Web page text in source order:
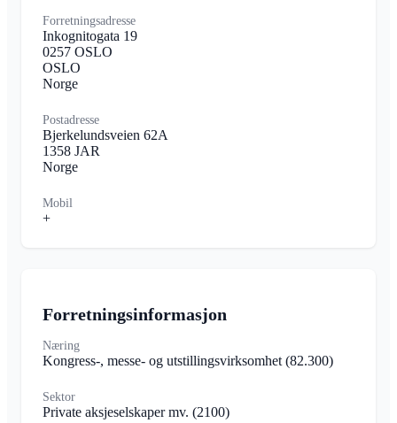
Forretningsadresse
Inkognitogata 19
0257 OSLO
OSLO
Norge
Postadresse
Bjerkelundsveien 62A
1358 JAR
Norge
Mobil
+
Forretningsinformasjon
Næring
Kongress-, messe- og utstillingsvirksomhet (82.300)
Sektor
Private aksjeselskaper mv. (2100)